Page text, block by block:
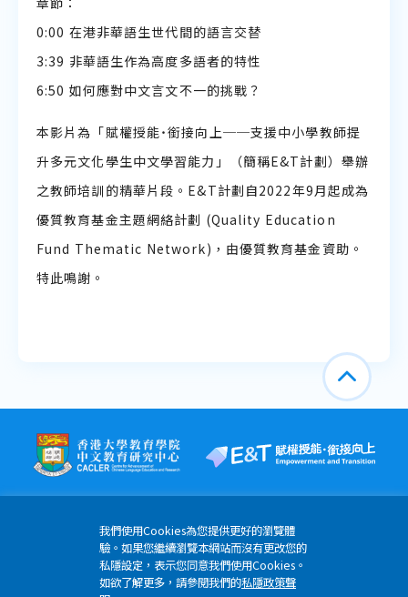
我們使用Cookies為您提供更好的瀏覽體
驗。如果您繼續瀏覽本網站而沒有更改您的
私隱設定，表示您同意我們使用Cookies。
如欲了解更多，請參閱我們的私隱政策聲
章節：
0:00 在港非華語生世代間的語言交替
3:39 非華語生作為高度多語者的特性
6:50 如何應對中文言文不一的挑戰？
本影片為「賦權授能˙銜接向上──支援中小學教師提
升多元文化學生中文學習能力」（簡稱E&T計劃）舉辦
之教師培訓的精華片段。E&T計劃自2022年9月起成為
優質教育基金主題網絡計劃 (Quality Education
Fund Thematic Network)，由優質教育基金資助。
特此鳴謝。
香港薄扶林道香港大學明華綜合大樓6樓608-613室
(852) 3917 4796